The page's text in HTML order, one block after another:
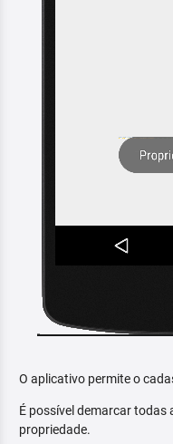
O aplicativo permite o
É possível demarcar todas
propriedade.